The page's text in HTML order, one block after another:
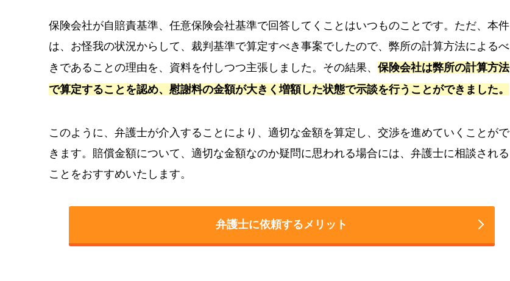
保険会社が自賠責基準、任意保険会社基準で回答してくことはいつものことです。ただ、本件
は、お怪我の状況からして、裁判基準で算定すべき事案でしたので、弊所の計算方法によるべ
きであることの理由を、資料を付しつつ主張しました。その結果、 保険会社は弊所の計算方法
で算定することを認め、慰謝料の金額が大きく増額した状態で示談を行うことができました。
このように、弁護士が介入することにより、適切な金額を算定し、交渉を進めていくことがで
きます。賠償金額について、適切な金額なのか疑問に思われる場合には、弁護士に相談される
ことをおすすめいたします。
弁護士に依頼するメリット